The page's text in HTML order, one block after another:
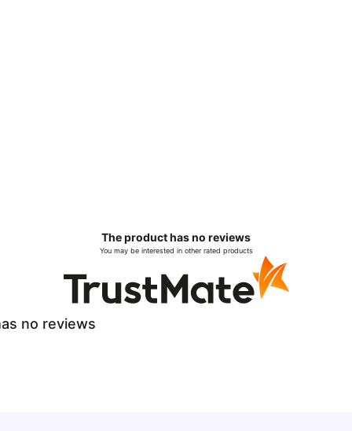
The product has no reviews
You may be interested in other rated products
no reviews